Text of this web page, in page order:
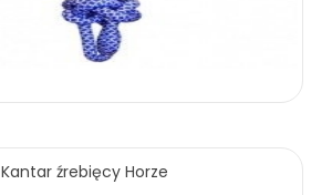
20.00 zł
Kantar źrebięcy Horze